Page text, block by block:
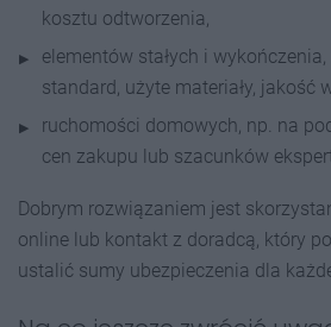
kosztu odtworzenia,
elementów stałych i
standard, użyte materiały, jakość
ruchomości domowych, np. na
cen zakupu lub szacunków
Dobrym rozwiązaniem jest
online lub kontakt z doradcą, który
ustalić sumy ubezpieczenia dla